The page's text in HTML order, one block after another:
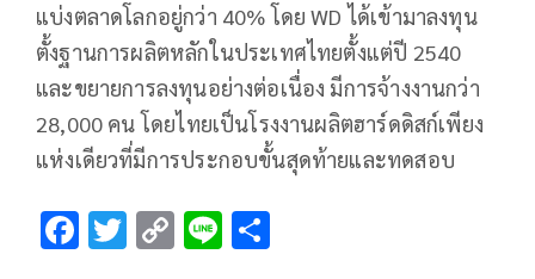
แบ่งตลาดโลกอยู่กว่า 40% โดย WD ได้เข้ามาลงทุน
ตั้งฐานการผลิตหลักในประเทศไทยตั้งแต่ปี 2540
และขยายการลงทุนอย่างต่อเนื่อง มีการจ้างงานกว่า
28,000 คน โดยไทยเป็นโรงงานผลิตฮาร์ดดิสก์เพียง
แห่งเดียวที่มีการประกอบขั้นสุดท้ายและทดสอบ
F T C Li